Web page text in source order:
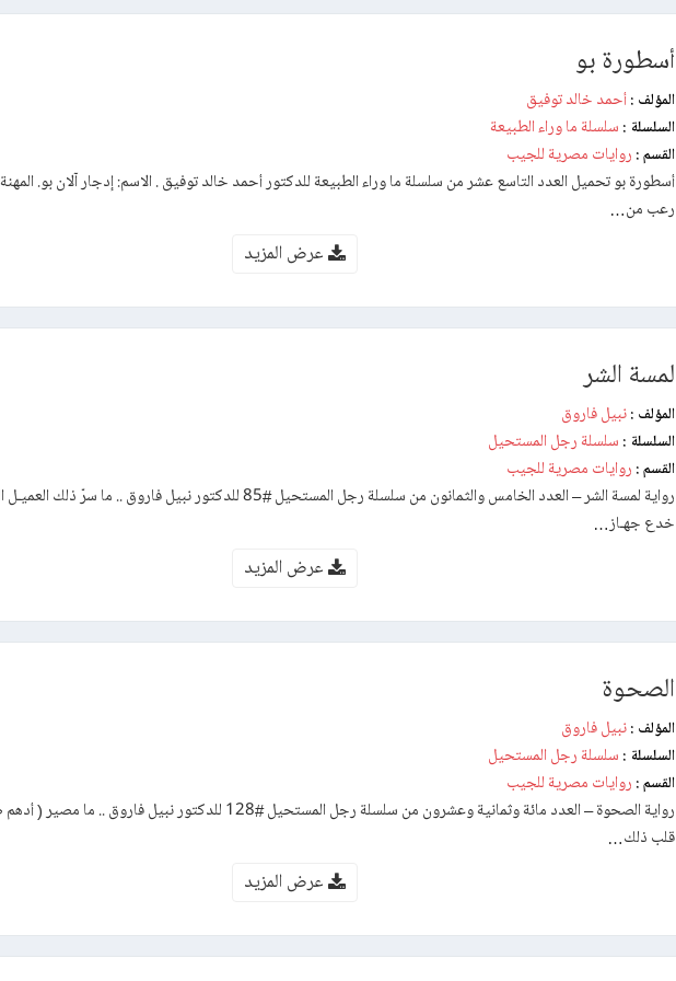
أسطورة بو
المؤلف :أحمد خالد توفيق
السلسلة : سلسلة ما وراء الطبيعة
القسم : روايات مصرية للجيب
أسطورة بو تحميل العدد التاسع عشر من سلسلة ما وراء الطبيعة للدكتور أحمد خالد توفيق . الاسم: إدجار آلان بو.
رعب من…
عرض المزيد
لمسة الشر
المؤلف :نبيل فاروق
السلسلة : سلسلة رجل المستحيل
القسم : روايات مصرية للجيب
رواية لمسة الشر – العدد الخامس والثمانون من سلسلة رجل المستحيل #85 للدكتور نبيل فاروق ..
خدع جهـاز…
عرض المزيد
الصحوة
المؤلف :نبيل فاروق
السلسلة : سلسلة رجل المستحيل
القسم : روايات مصرية للجيب
رواية الصحوة – العدد مائة وثمانية وعشرون من سلسلة رجل المستحيل #128 للدكتور نبيل
قلب ذلك…
عرض المزيد